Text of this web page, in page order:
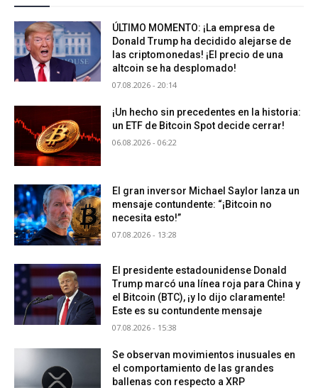
ÚLTIMO MOMENTO: ¡La empresa de
Donald Trump ha decidido alejarse de
las criptomonedas! ¡El precio de una
altcoin se ha desplomado!
07.08.2026 - 20:14
¡Un hecho sin precedentes en la historia:
un ETF de Bitcoin Spot decide cerrar!
06.08.2026 - 06:22
El gran inversor Michael Saylor lanza un
mensaje contundente: “¡Bitcoin no
necesita esto!”
07.08.2026 - 13:28
El presidente estadounidense Donald
Trump marcó una línea roja para China y
el Bitcoin (BTC), ¡y lo dijo claramente!
Este es su contundente mensaje
07.08.2026 - 15:38
Se observan movimientos inusuales en
el comportamiento de las grandes
ballenas con respecto a XRP